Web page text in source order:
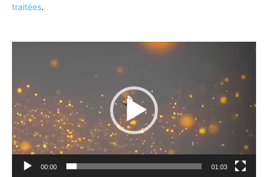
traitées.
00:00 01:03